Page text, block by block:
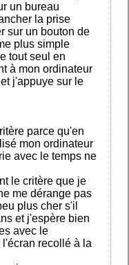
un bureau
la prise
sur un bouton de
plus simple
tout seul en
à mon ordinateur
j'appuye sur le
parce qu'en
mon ordinateur
avec le temps ne
le critère que je
me dérange pas
plus cher s'il
et j'espère bien
avec le
recollé à la